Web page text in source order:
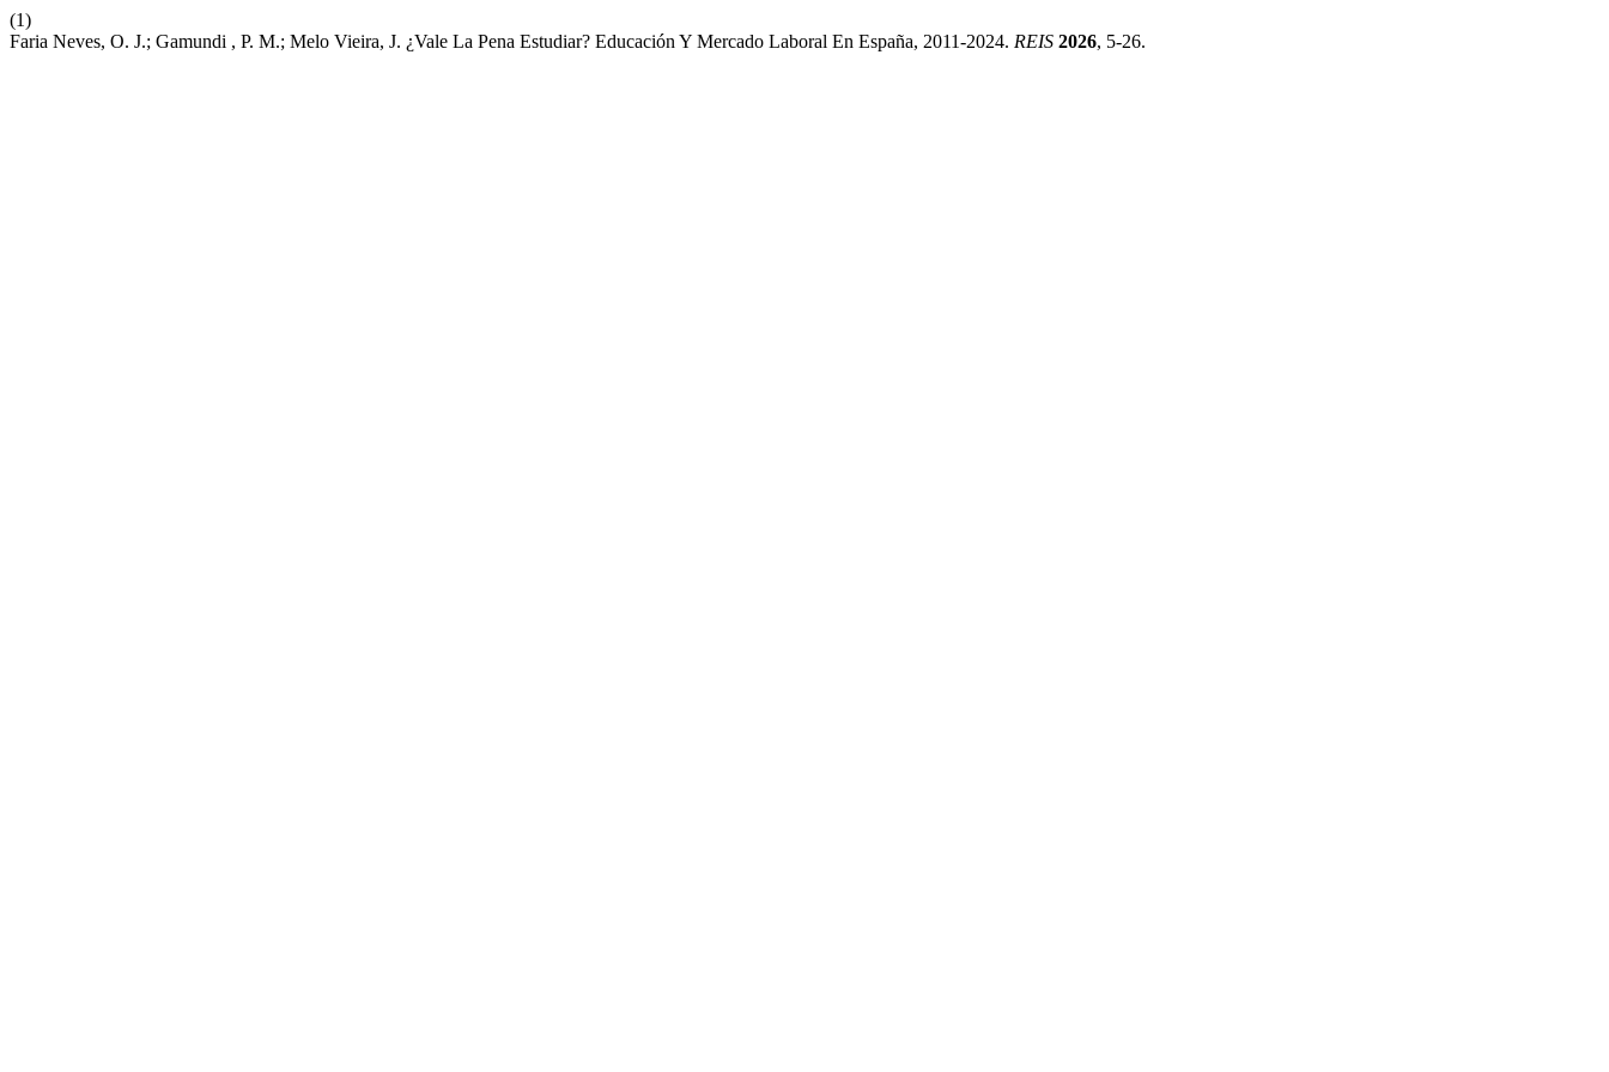
(1)
Faria Neves, O. J.; Gamundi , P. M.; Melo Vieira, J. ¿Vale La Pena Estudiar? Educación Y Mercado Laboral En España, 2011-2024. REIS 2026, 5-26.